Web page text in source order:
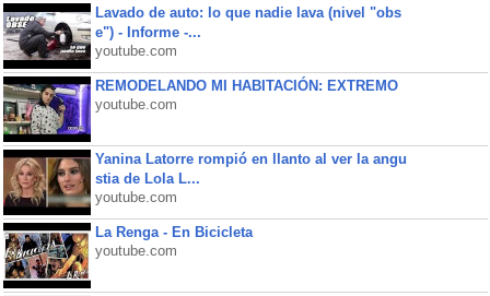
Lavado de auto: lo que nadie lava (nivel "obs
e") - Informe -...
youtube.com
REMODELANDO MI HABITACIÓN: EXTREMO
youtube.com
Yanina Latorre rompió en llanto al ver la angu
stia de Lola L...
youtube.com
La Renga - En Bicicleta
youtube.com